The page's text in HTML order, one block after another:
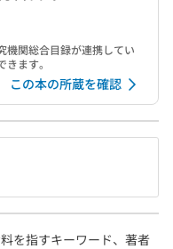
機関総合目録が連携してい
ます。
この本の所蔵を確認
を指すキーワード、著者